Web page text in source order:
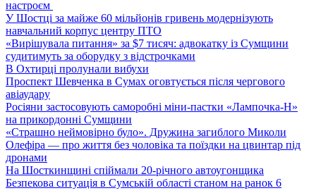
настроєм
У Шостці за майже 60 мільйонів гривень модернізують
навчальний корпус центру ПТО
«Вирішувала питання» за $7 тисяч: адвокатку із Сумщини
судитимуть за оборудку з відстрочками
В Охтирці пролунали вибухи
Проспект Шевченка в Сумах оговтується після чергового
авіаудару
Росіяни застосовують саморобні міни-пастки «Лампочка-Н»
на прикордонні Сумщини
«Страшно неймовірно було». Дружина загиблого Миколи
Олефіра — про життя без чоловіка та поїздки на цвинтар під
дронами
На Шосткинщині спіймали 20-річного автоугонщика
Безпекова ситуація в Сумській області станом на ранок 6